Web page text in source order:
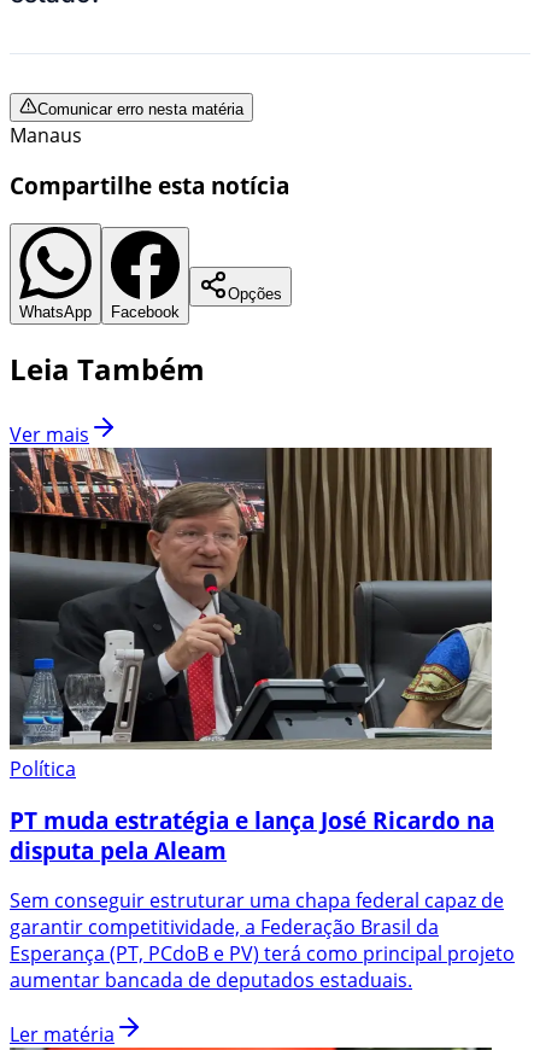
Comunicar erro nesta matéria
Manaus
Compartilhe esta notícia
WhatsApp Facebook
Opções
Leia Também
Ver mais
Política
PT muda estratégia e lança José Ricardo na
disputa pela Aleam
Sem conseguir estruturar uma chapa federal capaz de
garantir competitividade, a Federação Brasil da
Esperança (PT, PCdoB e PV) terá como principal projeto
aumentar bancada de deputados estaduais.
Ler matéria